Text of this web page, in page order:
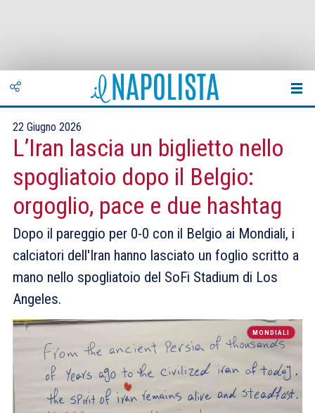
22 Giugno 2026
L’Iran lascia un biglietto nello
spogliatoio dopo il Belgio:
orgoglio, pace e due hashtag
Dopo il pareggio per 0-0 con il Belgio ai Mondiali, i
calciatori dell'Iran hanno lasciato un foglio scritto a
mano nello spogliatoio del SoFi Stadium di Los
Angeles.
MONDIALI